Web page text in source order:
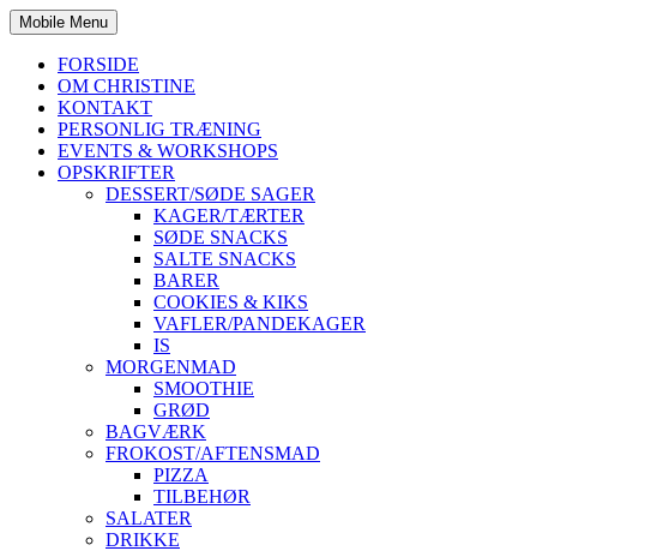
Mobile Menu
FORSIDE
OM CHRISTINE
KONTAKT
PERSONLIG TRÆNING
EVENTS & WORKSHOPS
OPSKRIFTER
DESSERT/SØDE SAGER
KAGER/TÆRTER
SØDE SNACKS
SALTE SNACKS
BARER
COOKIES & KIKS
VAFLER/PANDEKAGER
IS
MORGENMAD
SMOOTHIE
GRØD
BAGVÆRK
FROKOST/AFTENSMAD
PIZZA
TILBEHØR
SALATER
DRIKKE